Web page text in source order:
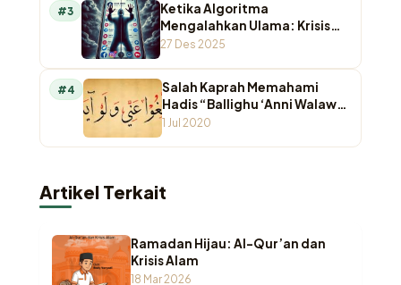
#3
Ketika Algoritma
Mengalahkan Ulama: Krisis
Otoritas Keagamaan di
27 Des 2025
#4
Salah Kaprah Memahami
Hadis “Ballighu ‘Anni Walaw
Ayah”
1 Jul 2020
Artikel Terkait
Ramadan Hijau: Al-Qur’an dan
Krisis Alam
18 Mar 2026